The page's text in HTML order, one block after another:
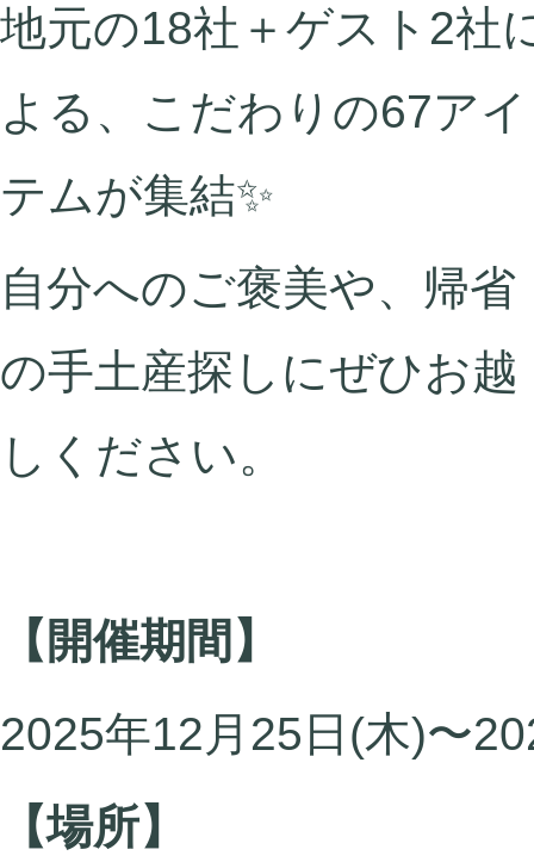
地元の18社＋ゲスト2社
よる、こだわりの67アイ
テムが集結✨
自分へのご褒美や、帰省
の手土産探しにぜひお越
しください。
【開催期間】
2025年12月25日(木)〜
【場所】